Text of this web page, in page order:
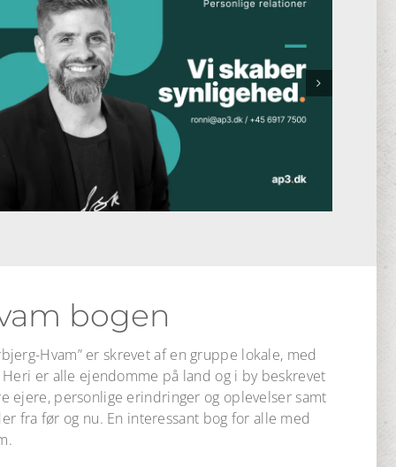
bogen
Hvam” er skrevet af en gruppe lokale, med
er alle ejendomme på land og i by beskrevet
ejere, personlige erindringer og oplevelser samt
fra før og nu. En interessant bog for alle med